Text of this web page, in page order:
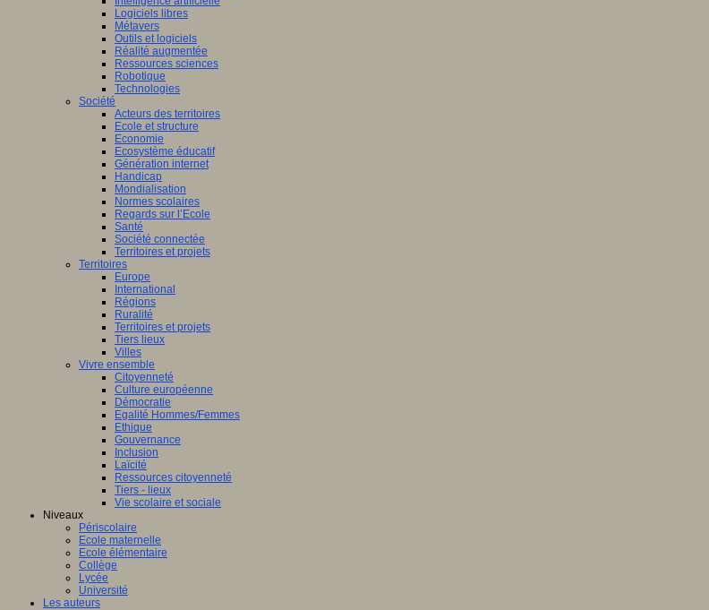
Logiciels libres
Métavers
Outils et logiciels
Réalité augmentée
Ressources sciences
Robotique
Technologies
Société
Acteurs des territoires
Ecole et structure
Economie
Ecosystème éducatif
Génération internet
Handicap
Mondialisation
Normes scolaires
Regards sur l’Ecole
Santé
Société connectée
Territoires et projets
Territoires
Europe
International
Régions
Ruralité
Territoires et projets
Tiers lieux
Villes
Vivre ensemble
Citoyenneté
Culture européenne
Démocratie
Egalité Hommes/Femmes
Ethique
Gouvernance
Inclusion
Laïcité
Ressources citoyenneté
Tiers - lieux
Vie scolaire et sociale
Niveaux
Périscolaire
Ecole maternelle
Ecole élémentaire
Collège
Lycée
Université
Les auteurs